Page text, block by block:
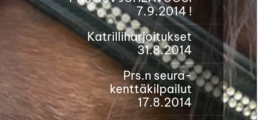
7.9.2014 !
Katrilliharjoitukset
31.8.2014
Prs.n seura-
kenttäkilpailut
17.8.2014